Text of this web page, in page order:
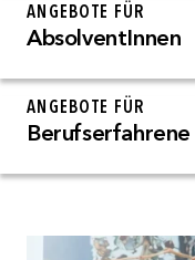
ANGEBOTE FÜR
AbsolventInnen
ANGEBOTE FÜR
Berufserfahrene